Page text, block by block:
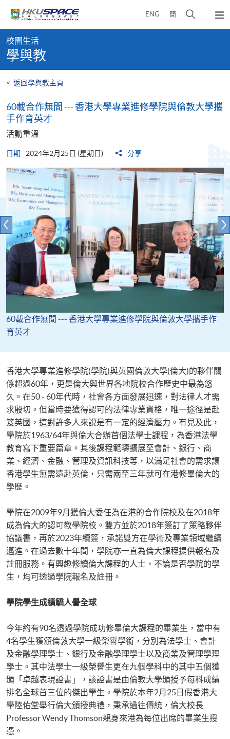
content
ENG 簡
開
彈
出
content
start
校園生活
學與教
< 返回學與教主頁
60載合作無間 --- 香港大學專業進修學院與倫敦大學攜
手作育英才
活動重溫
日期 2024年2月25日 (星期日) 分享
60載合作無間 --- 香港大學專業進修學院與倫敦大學攜手作
育英才
香港大學專業進修學院(學院)與英國倫敦大學(倫大)的夥伴關
係超過60年，更是倫大與世界各地院校合作歷史中最為悠
久。在50 - 60年代時，社會各方面發展迅速，對法律人才需
求殷切。但當時要獲得認可的法律專業資格，唯一途徑是赴
笈英國，這對許多人來說是有一定的經濟壓力。有見及此，
學院於1963/64年與倫大合辦首個法學士課程，為香港法學
教育寫下重要篇章。其後課程範疇擴展至會計、銀行、商
業、經濟、金融、管理及資訊科技等，以滿足社會的需求讓
香港學生無需遠赴英倫，只需兩至三年就可在港修畢倫大的
學歷。
學院在2009年9月獲倫大委任為在港的合作院校及在2018年
成為倫大的認可教學院校。雙方並於2018年簽訂了策略夥伴
協議書，再於2023年續簽，承諾雙方在學術及專業領域繼續
邁進。在過去數十年間，學院亦一直為倫大課程提供報名及
註冊服務。有興趣修讀倫大課程的人士，不論是否學院的學
生，均可透過學院報名及註冊。
學院學生成績驕人譽全球
今年約有90名透過學院成功修畢倫大課程的畢業生，當中有
4名學生獲頒倫敦大學一級榮譽學銜，分別為法學士、會計
及金融學理學士、銀行及金融學理學士以及商業及管理學理
學士。其中法學士一級榮譽生更在九個學科中的其中五個獲
頒「卓越表現證書」，該證書是由倫敦大學頒授予每科成績
排名全球首三位的傑出學生。學院於本年2月25日假香港大
學陸佑堂舉行倫大頒授典禮，秉承過往傳統，倫大校長
Professor Wendy Thomson親身來港為每位出席的畢業生授
憑。